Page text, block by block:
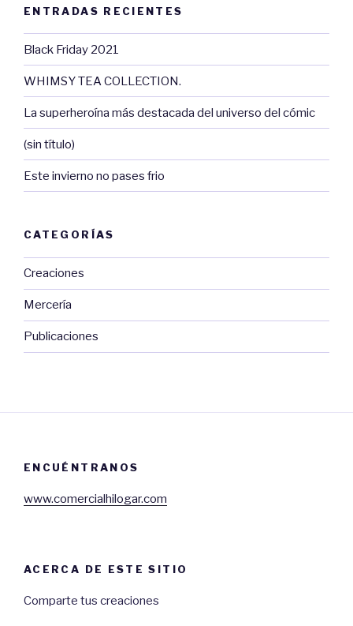
ENTRADAS RECIENTES
Black Friday 2021
WHIMSY TEA COLLECTION.
La superheroína más destacada del universo del cómic
(sin título)
Este invierno no pases frio
CATEGORÍAS
Creaciones
Mercería
Publicaciones
ENCUÉNTRANOS
www.comercialhilogar.com
ACERCA DE ESTE SITIO
Comparte tus creaciones